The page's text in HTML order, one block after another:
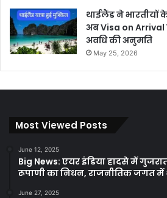
थाईलैंड ने भारतीयों
अब Visa on
अवधि की अनुमति
May 25, 2026
Most Viewed Posts
June 12, 2025
Big News: एयर इंडिया हादसे में
रूपाणी का निधन, राजनीतिक जगत
June 27, 2025